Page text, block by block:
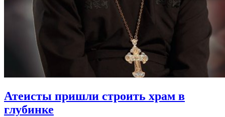
Атеисты пришли строить храм в
глубинке